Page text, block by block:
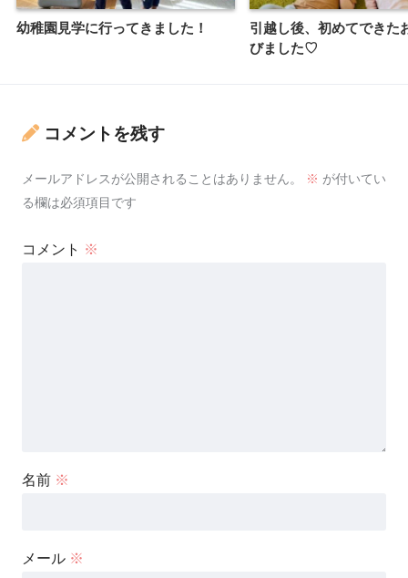
幼稚園見学に行ってきました！
引越し後、初めてできた
びました♡
コメントを残す
メールアドレスが公開されることはありません。 ※ が付いてい
る欄は必須項目です
コメント ※
名前 ※
メール ※